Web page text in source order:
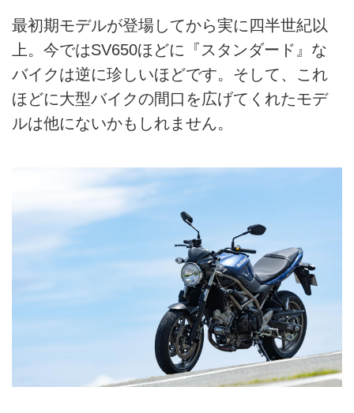
最初期モデルが登場してから実に四半世紀以
上。今ではSV650ほどに『スタンダード』な
バイクは逆に珍しいほどです。そして、これ
ほどに大型バイクの間口を広げてくれたモデ
ルは他にないかもしれません。